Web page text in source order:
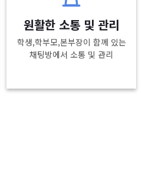
원활한 소통 및 관리
학생,학부모,본부장이 함께 있는
채팅방에서 소통 및 관리